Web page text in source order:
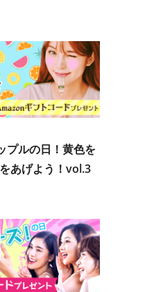
プルの日！黄色を
あげよう！vol.3